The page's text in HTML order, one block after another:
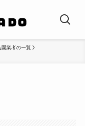
園業者の一覧